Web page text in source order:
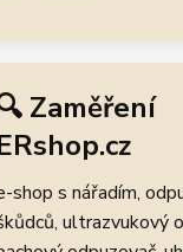
Zaměření
shop s nářadím,
ultrazvukový